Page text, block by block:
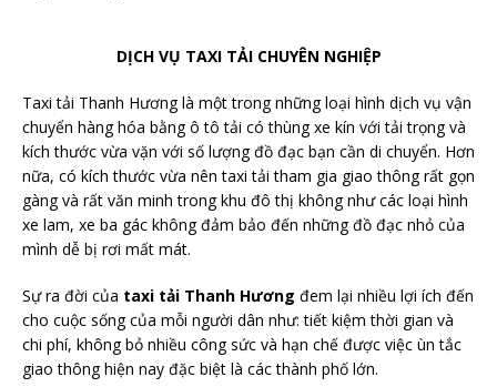
DỊCH VỤ TAXI TẢI CHUYÊN NGHIỆP
Taxi tải Thanh Hương là một trong những loại hình dịch vụ vận
chuyển hàng hóa bằng ô tô tải có thùng xe kín với tải trọng và
kích thước vừa vặn với số lượng đồ đạc bạn cần di chuyển. Hơn
nữa, có kích thước vừa nên taxi tải tham gia giao thông rất gọn
gàng và rất văn minh trong khu đô thị không như các loại hình
xe lam, xe ba gác không đảm bảo đến những đồ đạc nhỏ của
mình dễ bị rơi mất mát.
Sự ra đời của taxi tải Thanh Hương đem lại nhiều lợi ích đến
cho cuộc sống của mỗi người dân như: tiết kiệm thời gian và
chi phí, không bỏ nhiều công sức và hạn chế được việc ùn tắc
giao thông hiện nay đặc biệt là các thành phố lớn.